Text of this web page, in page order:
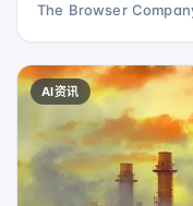
The Browser
谷引起了共鸣，那里的
的技术热潮感到困惑。
欧洲家庭旅行中半睡半
AI资讯